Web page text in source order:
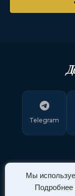
Мы
Telegram